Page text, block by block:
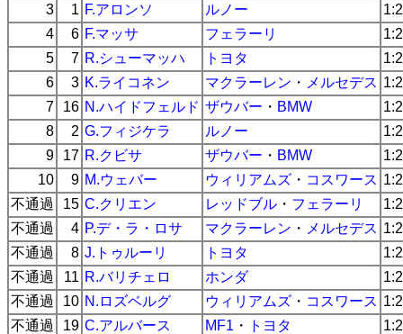
3
1 F.アロンソ ルノー
4
6 F.マッサ フェラーリ
5
7 R.シューマッハ トヨタ
6
3 K.ライコネン マクラーレン ・ メルセデス
7
16 N.ハイドフェルド ザウバー ・ BMW
8
2 G.フィジケラ ルノー
9
17 R.クビサ ザウバー ・ BMW
10
9 M.ウェバー ウィリアムズ ・ コスワース
不通過
15 C.クリエン レッドブル ・ フェラーリ
不通過
4 P.デ・ラ・ロサ マクラーレン ・ メルセデス
不通過
8 J.トゥルーリ トヨタ
不通過
11 R.バリチェロ ホンダ
不通過
10 N.ロズベルグ ウィリアムズ ・ コスワース
不通過
19 C.アルバース MF1 ・ トヨタ